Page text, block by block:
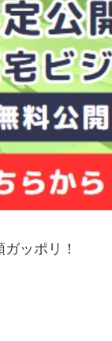
ッポリ！